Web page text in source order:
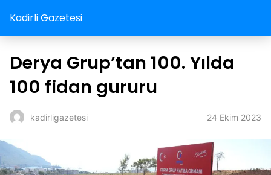
Kadirli Gazetesi
Derya Grup’tan 100. Yılda
100 fidan gururu
kadirligazetesi 24 Ekim 2023